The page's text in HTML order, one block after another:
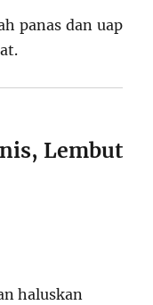
panas dan uap
Lembut
haluskan